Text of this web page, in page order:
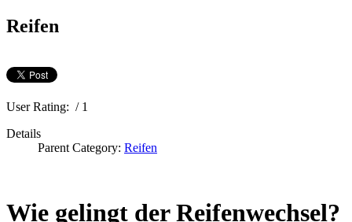
Reifen
User Rating: / 1
Details
Parent Category: Reifen
Wie gelingt der Reifenwechsel?